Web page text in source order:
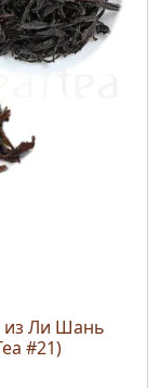
из Ли Шань
#21)